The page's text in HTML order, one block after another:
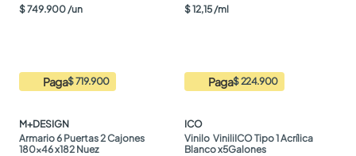
$749.900 /un
Paga$ 719.900
M+DESIGN
Armario 6 Puertas 2 Cajones
180x46 x182 Nuez
$12,15 /ml
Paga$ 224.900
ICO
Vinilo  ViniliICO Tipo 1 Acrílica
Blanco x5Galones